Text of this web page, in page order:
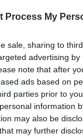
Process My
sale, sharing to
advertising
note that after
ads based on
parties prior to
information
may also be
that may further